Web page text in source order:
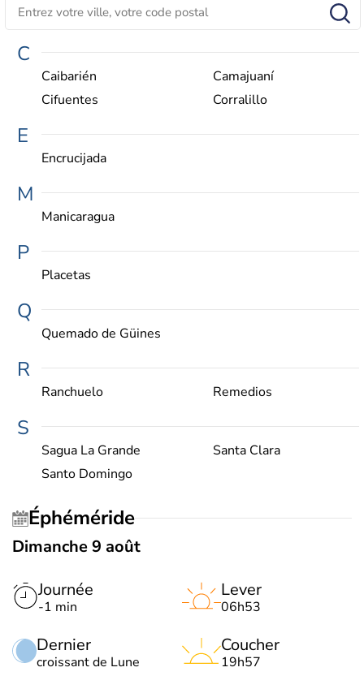
C
Caibarién
Camajuaní
Cifuentes
Corralillo
E
Encrucijada
M
Manicaragua
P
Placetas
Q
Quemado de Güines
R
Ranchuelo Remedios
S
Sagua La Grande
Santa Clara
Santo Domingo
Éphéméride
Dimanche 9 août
Journée
-1 min
Dernier
croissant de Lune
Lever
06h53
Coucher
19h57